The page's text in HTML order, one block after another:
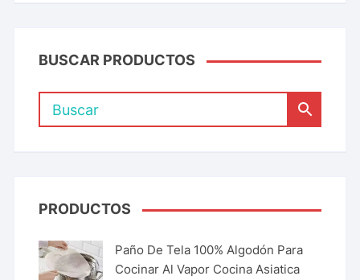
BUSCAR PRODUCTOS
PRODUCTOS
Paño De Tela 100% Algodón Para
Cocinar Al Vapor Cocina Asiatica